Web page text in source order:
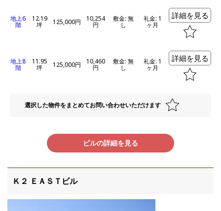
地上6
階
12.19
坪 125,000円 10,254
円
敷金: 無
し
礼金: 1
ヶ月
詳細を見る
地上8
階
11.95
坪 125,000円 10,460
円
敷金: 無
し
礼金: 1
ヶ月
詳細を見る
選択した物件をまとめてお問い合わせいただけます
ビルの詳細を見る
Ｋ２ ＥＡＳＴビル